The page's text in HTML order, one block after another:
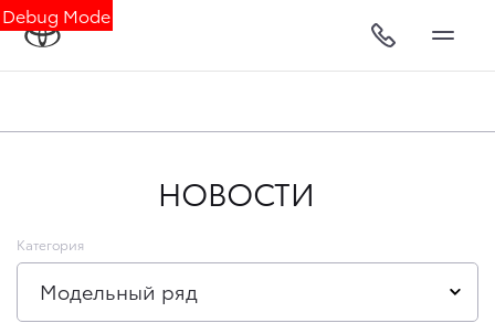
Debug Mode
НОВОСТИ
Категория
Модельный ряд